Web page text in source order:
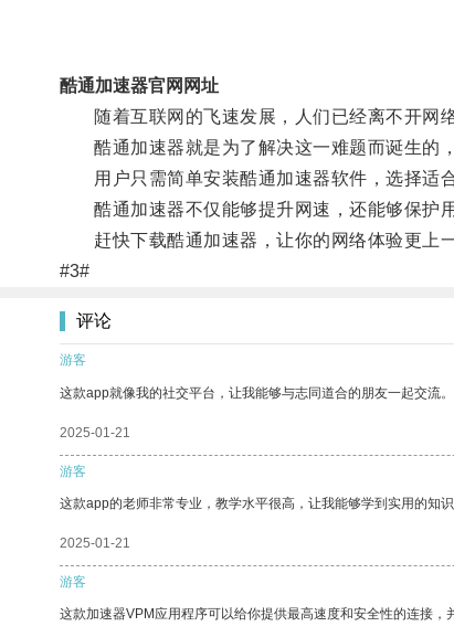
酷通加速器官网网址
随着互联网的飞速发展，人们已经离不开网络
酷通加速器就是为了解决这一难题而诞生的，
用户只需简单安装酷通加速器软件，选择适合
酷通加速器不仅能够提升网速，还能够保护用
赶快下载酷通加速器，让你的网络体验更上一
#3#
评论
游客
这款app就像我的社交平台，让我能够与志同道合的朋友一起交流。
2025-01-21
游客
这款app的老师非常专业，教学水平很高，让我能够学到实用的知识
2025-01-21
游客
这款加速器VPM应用程序可以给你提供最高速度和安全性的连接，